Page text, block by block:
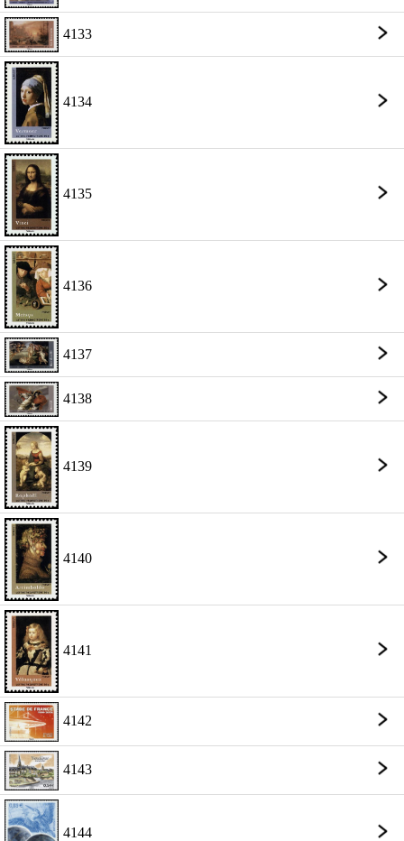
4133
4134
4135
4136
4137
4138
4139
4140
4141
4142
4143
4144